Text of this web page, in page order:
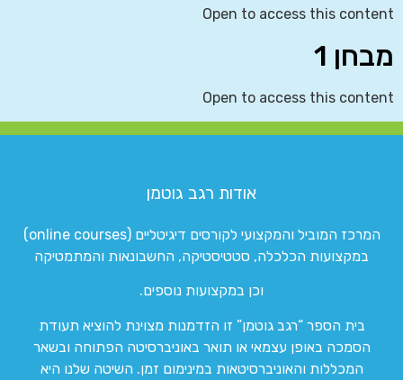
Open to access this content
מבחן 1
Open to access this content
אודות רגב גוטמן
המרכז המוביל והמקצועי לקורסים דיגיטליים (online courses)
במקצועות הכלכלה, סטטיסטיקה, החשבונאות והמתמטיקה
וכן במקצועות נוספים.
בית הספר “רגב גוטמן” זו הזדמנות מצוינת להוציא תעודת
הסמכה באופן עצמאי או תואר באוניברסיטה הפתוחה ובשאר
המכללות והאוניברסיטאות במינימום זמן. השיטה שלנו היא